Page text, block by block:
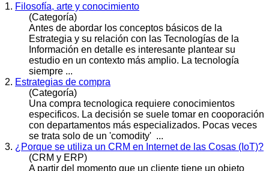
1. Filosofía, arte y conocimiento
(Categoría)
Antes de abordar los conceptos básicos de la
Estrategia y su relación con las Tecnologías de la
Información en detalle es interesante plantear su
estudio en un contexto más amplio. La tecnología
siempre ...
2. Estrategias de compra
(Categoría)
Una compra tecnologica requiere conocimientos
especificos. La decisión se suele tomar en cooporación
con departamentos más especializados. Pocas veces
se trata solo de un 'comodity' ...
3. ¿Porque se utiliza un CRM en Internet de las Cosas (IoT)?
(CRM y ERP)
A partir del momento que un cliente tiene un objeto